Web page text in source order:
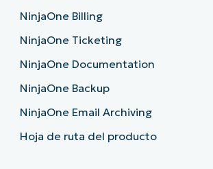
NinjaOne Billing
NinjaOne Ticketing
NinjaOne Documentation
NinjaOne Backup
NinjaOne Email Archiving
Hoja de ruta del producto